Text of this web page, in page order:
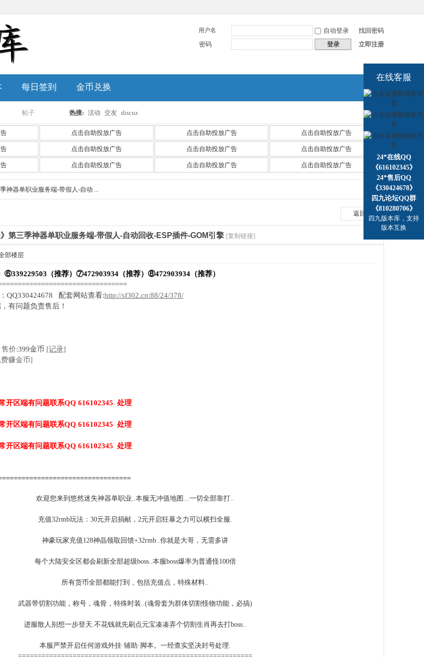
用户名 自动登录
找回密码
密码
登录 立即注册
捷导
航
每日签到 金币兑换
帖子
搜
热搜: 活动 交友 discuz
点击自助投放广告 点击自助投放广告 点击自助投放广告
点击自助投放广告 点击自助投放广告 点击自助投放广告
点击自助投放广告 点击自助投放广告 点击自助投放广告
神器单职业服务端-带假人-自动 ...
返回列表
第三季神器单职业服务端-带假人-自动回收-ESP插件-GOM引擎 [复制链接]
部楼层
（推荐）⑦472903934（推荐）⑧472903934（推荐）
QQ330424678 配套网站查看:http://sf302.cn:88/24/378/
有问题负责售后！
售价:399金币 [记录]
赚金币]
开区端有问题联系QQ 616102345 处理
开区端有问题联系QQ 616102345 处理
开区端有问题联系QQ 616102345 处理
欢迎您来到悠然迷失神器单职业..本服无冲值地图...一切全部靠打..
充值32rmb玩法：30元开启捐献，2元开启狂暴之力可以横扫全服.
神豪玩家充值128神晶领取回馈+32rmb..你就是大哥，无需多讲
每个大陆安全区都会刷新全部超级boss..本服boss爆率为普通怪100倍
所有货币全部都能打到，包括充值点，特殊材料..
武器带切割功能，称号，魂骨，特殊时装..(魂骨套为群体切割怪物功能，必搞)
进服散人别想一步登天.不花钱就先刷点元宝凑凑弄个切割生肖再去打boss..
本服严禁开启任何游戏外挂·辅助·脚本。一经查实坚决封号处理.
在线客服
24*在线QQ
《616102345》
24*售后QQ
《330424678》
四九论坛QQ群
《810280706》
四九版本库，支持
版本互换